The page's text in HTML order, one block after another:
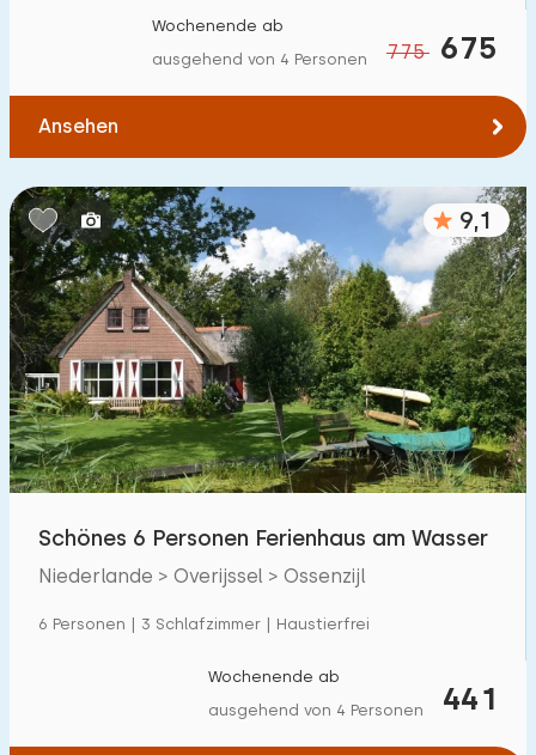
775 675
Wochenende ab
ausgehend von 4 Personen
Ansehen
9,1
Schönes 6 Personen Ferienhaus am Wasser
Niederlande > Overijssel > Ossenzijl
6 Personen | 3 Schlafzimmer | Haustierfrei
441
Wochenende ab
ausgehend von 4 Personen